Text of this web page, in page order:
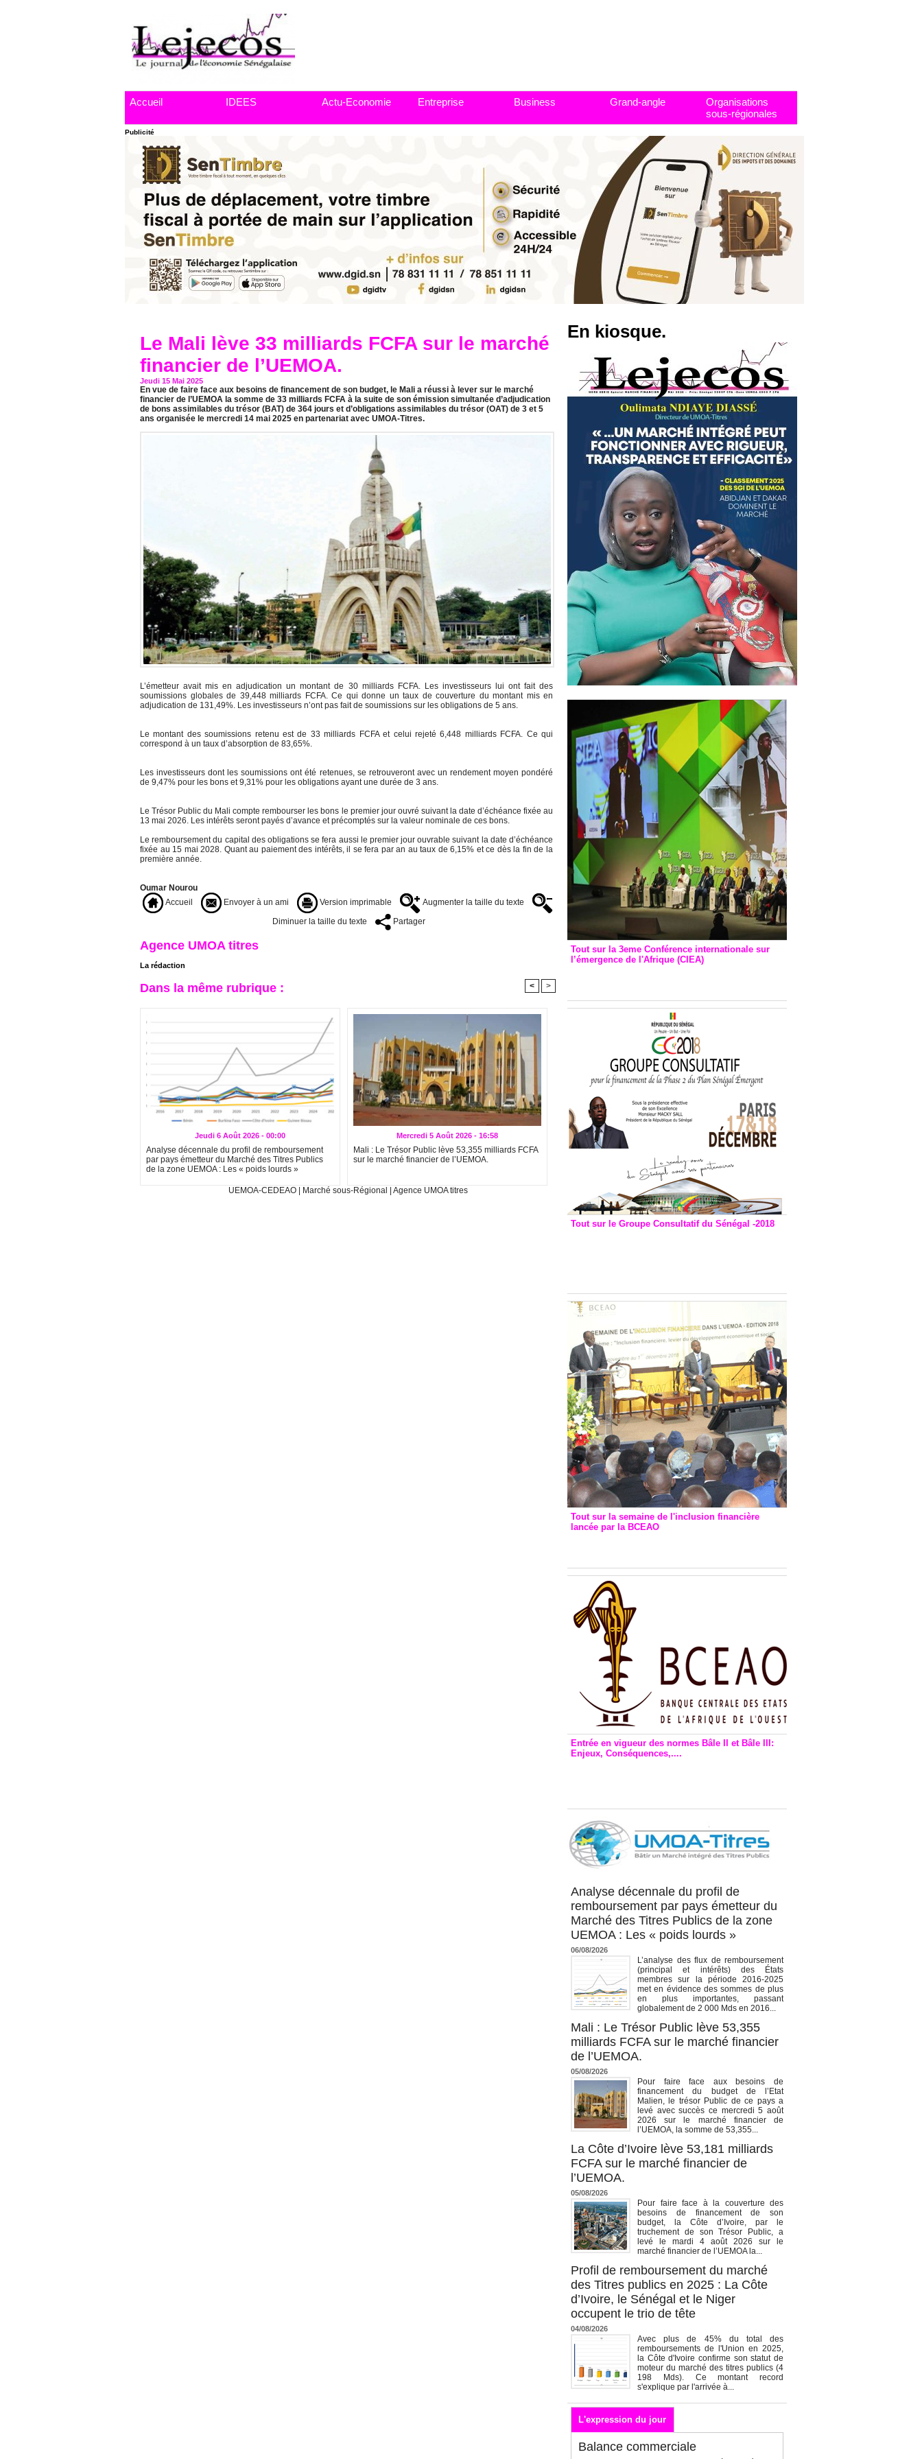
Accueil IDEES Actu-Economie Entreprise Business Grand-angle
Organisations
sous-régionales
Publicité
Le Mali lève 33 milliards FCFA sur le marché
financier de l’UEMOA.
Jeudi 15 Mai 2025
En vue de faire face aux besoins de financement de son budget, le Mali a réussi à lever sur le marché
financier de l’UEMOA la somme de 33 milliards FCFA à la suite de son émission simultanée d’adjudication
de bons assimilables du trésor (BAT) de 364 jours et d’obligations assimilables du trésor (OAT) de 3 et 5
ans organisée le mercredi 14 mai 2025 en partenariat avec UMOA-Titres.
L’émetteur avait mis en adjudication un montant de 30 milliards FCFA. Les investisseurs lui ont fait des
soumissions globales de 39,448 milliards FCFA. Ce qui donne un taux de couverture du montant mis en
adjudication de 131,49%. Les investisseurs n’ont pas fait de soumissions sur les obligations de 5 ans.
Le montant des soumissions retenu est de 33 milliards FCFA et celui rejeté 6,448 milliards FCFA. Ce qui
correspond à un taux d’absorption de 83,65%.
Les investisseurs dont les soumissions ont été retenues, se retrouveront avec un rendement moyen pondéré
de 9,47% pour les bons et 9,31% pour les obligations ayant une durée de 3 ans.
Le Trésor Public du Mali compte rembourser les bons le premier jour ouvré suivant la date d’échéance fixée au
13 mai 2026. Les intérêts seront payés d’avance et précomptés sur la valeur nominale de ces bons.
Le remboursement du capital des obligations se fera aussi le premier jour ouvrable suivant la date d’échéance
fixée au 15 mai 2028. Quant au paiement des intérêts, il se fera par an au taux de 6,15% et ce dès la fin de la
première année.
Oumar Nourou
Accueil
Envoyer à un ami Version imprimable
Augmenter la taille du texte
Diminuer la taille du texte
Partager
Agence UMOA titres
La rédaction
Dans la même rubrique : < >
Jeudi 6 Août 2026 - 00:00
Analyse décennale du profil de remboursement
par pays émetteur du Marché des Titres Publics
de la zone UEMOA : Les « poids lourds »
Mercredi 5 Août 2026 - 16:58
Mali : Le Trésor Public lève 53,355 milliards FCFA
sur le marché financier de l’UEMOA.
UEMOA-CEDEAO Marché sous-Régional Agence UMOA titres
En kiosque.
Tout sur la 3eme Conférence internationale sur
l’émergence de l'Afrique (CIEA)
Tout sur le Groupe Consultatif du Sénégal -2018
Tout sur la semaine de l'inclusion financière
lancée par la BCEAO
Entrée en vigueur des normes Bâle II et Bâle III:
Enjeux, Conséquences,....
Analyse décennale du profil de
remboursement par pays émetteur du
Marché des Titres Publics de la zone
UEMOA : Les « poids lourds »
06/08/2026
L’analyse des flux de remboursement
(principal et intérêts) des États
membres sur la période 2016-2025
met en évidence des sommes de plus
en plus importantes, passant
globalement de 2 000 Mds en 2016...
Mali : Le Trésor Public lève 53,355
milliards FCFA sur le marché financier
de l’UEMOA.
05/08/2026
Pour faire face aux besoins de
financement du budget de l’Etat
Malien, le trésor Public de ce pays a
levé avec succès ce mercredi 5 août
2026 sur le marché financier de
l’UEMOA, la somme de 53,355...
La Côte d’Ivoire lève 53,181 milliards
FCFA sur le marché financier de
l’UEMOA.
05/08/2026
Pour faire face à la couverture des
besoins de financement de son
budget, la Côte d’Ivoire, par le
truchement de son Trésor Public, a
levé le mardi 4 août 2026 sur le
marché financier de l’UEMOA la...
Profil de remboursement du marché
des Titres publics en 2025 : La Côte
d’Ivoire, le Sénégal et le Niger
occupent le trio de tête
04/08/2026
Avec plus de 45% du total des
remboursements de l'Union en 2025,
la Côte d'Ivoire confirme son statut de
moteur du marché des titres publics (4
198 Mds). Ce montant record
s'explique par l'arrivée à...
L'expression du jour
Balance commerciale